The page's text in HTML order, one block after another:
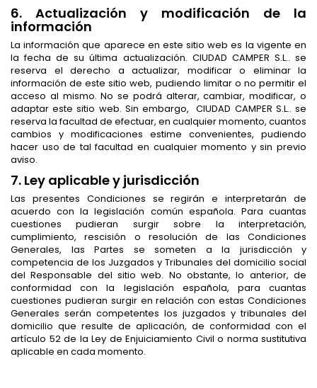
6. Actualización y modificación de la
información
La información que aparece en este sitio web es la vigente en
la fecha de su última actualización. CIUDAD CAMPER S.L.. se
reserva el derecho a actualizar, modificar o eliminar la
información de este sitio web, pudiendo limitar o no permitir el
acceso al mismo. No se podrá alterar, cambiar, modificar, o
adaptar este sitio web. Sin embargo, CIUDAD CAMPER S.L.. se
reserva la facultad de efectuar, en cualquier momento, cuantos
cambios y modificaciones estime convenientes, pudiendo
hacer uso de tal facultad en cualquier momento y sin previo
aviso.
7. Ley aplicable y jurisdicción
Las presentes Condiciones se regirán e interpretarán de
acuerdo con la legislación común española. Para cuantas
cuestiones pudieran surgir sobre la interpretación,
cumplimiento, rescisión o resolución de las Condiciones
Generales, las Partes se someten a la jurisdicción y
competencia de los Juzgados y Tribunales del domicilio social
del Responsable del sitio web. No obstante, lo anterior, de
conformidad con la legislación española, para cuantas
cuestiones pudieran surgir en relación con estas Condiciones
Generales serán competentes los juzgados y tribunales del
domicilio que resulte de aplicación, de conformidad con el
artículo 52 de la Ley de Enjuiciamiento Civil o norma sustitutiva
aplicable en cada momento.